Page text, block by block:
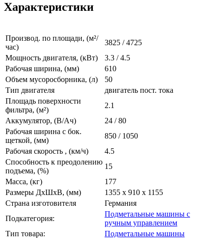
Характеристики
Производ. по площади, (м²/
час)
3825 / 4725
Мощность двигателя, (кВт)
3.3 / 4.5
Рабочая ширина, (мм)
610
Объем мусоросборника, (л)
50
Тип двигателя
двигатель пост. тока
Площадь поверхности
фильтра, (м²)
2.1
Аккумулятор, (В/Ач)
24 / 80
Рабочая ширина с бок.
щеткой, (мм)
850 / 1050
Рабочая скорость , (км/ч)
4.5
Способность к преодолению
подъема, (%)
15
Масса, (кг)
177
Размеры ДхШхВ, (мм)
1355 x 910 x 1155
Страна изготовителя
Германия
Подкатегория:
Подметальные машины с
ручным управлением
Тип товара:
Подметальные машины